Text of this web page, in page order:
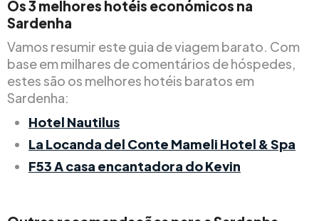
Os 3 melhores hotéis económicos na
Sardenha
Vamos resumir este guia de viagem barato. Com
base em milhares de comentários de hóspedes,
estes são os melhores hotéis baratos em
Sardenha:
Hotel Nautilus
La Locanda del Conte Mameli Hotel & Spa
F53 A casa encantadora do Kevin